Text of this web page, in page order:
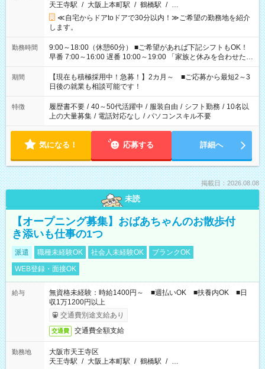
天王寺駅 / 大阪上本町駅 / 鶴橋駅 / …
≪自宅からドアtoドアで30分以内！≫ご希望の勤務地を紹介
します。
勤務時間
9:00～18:00（休憩60分） ■ご希望があれば下記シフトもOK！
早番 7:00～16:00 遅番 10:00～19:00 「家族と休みを合わせた
い」 「余裕を持って夕飯の準備がしたい」 「できれば残業はし
たくない」 など、ご希望を教えてくださいね。 ※Wワーク希望
の方へ 今ご覧のお仕事で希望する勤務時間と、もう1つのお仕事
の勤務時間。 合計で週40時間を超える場合は応募できません。
期間
【現在も積極採用中！急募！】2カ月～ ■ご応募から最短2～3
日後の就業も相談可能です！
特徴 履歴書不要 / 40～50代活躍中 / 服装自由 / シフト勤務 / 10名以
上の大量募集 / 電話対応なし / パソコンスキル不要
気になる！ 応募する 詳細へ
掲載日：2026.08.08
未読
【オープニング募集】おばあちゃんのお散歩付
き添いも仕事の1つ
派遣 職種未経験OK 社会人未経験OK
ブランクOK
WEB登録・面接OK
給与
無資格未経験：時給1400円～ ■週払いOK ■扶養内OK ■日
収1万1200円以上
交通費別途支給あり
交通費 交通費全額支給
勤務地
大阪市天王寺区
天王寺駅 / 大阪上本町駅 / 鶴橋駅 / …